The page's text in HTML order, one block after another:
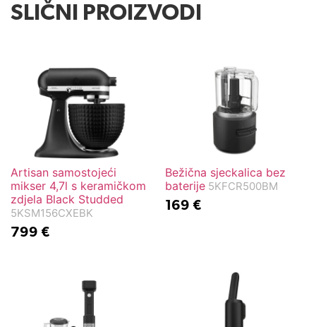
SLIČNI PROIZVODI
Artisan samostojeći
mikser 4,7l s keramičkom
zdjela Black Studded
5KSM156CXEBK
799 €
Bežična sjeckalica bez
baterije 5KFCR500BM
169 €